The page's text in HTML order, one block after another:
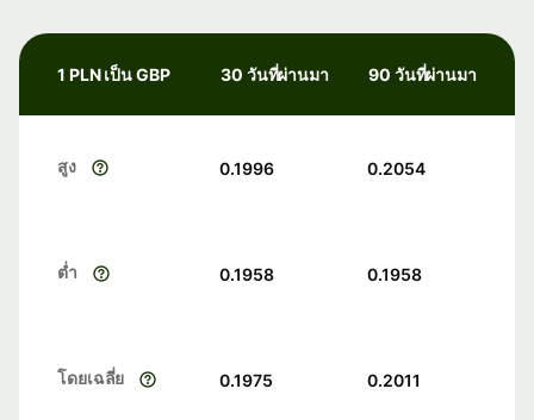
1 PLN เป็น GBP 30 วันที่ผ่านมา 90 วันที่ผ่านมา
สูง 0.1996 0.2054
ต่ำ 0.1958 0.1958
โดยเฉลี่ย 0.1975 0.2011